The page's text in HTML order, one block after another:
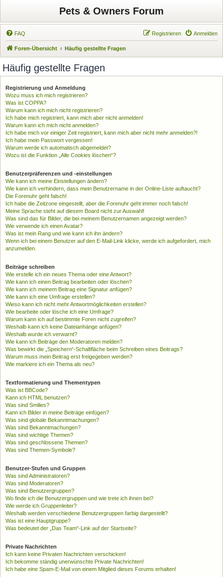
Pets & Owners Forum
FAQ Anmelden
Registrieren
Foren-Übersicht Häufig gestellte Fragen
Häufig gestellte Fragen
Registrierung und Anmeldung
Wozu muss ich mich registrieren?
Was ist COPPA?
Warum kann ich mich nicht registrieren?
Ich habe mich registriert, kann mich aber nicht anmelden!
Warum kann ich mich nicht anmelden?
Ich habe mich vor einiger Zeit registriert, kann mich aber nicht mehr anmelden?!
Ich habe mein Passwort vergessen!
Warum werde ich automatisch abgemeldet?
Wozu ist die Funktion „Alle Cookies löschen“?
Benutzerpräferenzen und -einstellungen
Wie kann ich meine Einstellungen ändern?
Wie kann ich verhindern, dass mein Benutzername in der Online-Liste auftaucht?
Die Forenuhr geht falsch!
Ich habe die Zeitzone eingestellt, aber die Forenuhr geht immer noch falsch!
Meine Sprache steht auf diesem Board nicht zur Auswahl!
Was sind das für Bilder, die bei meinem Benutzernamen angezeigt werden?
Wie verwende ich einen Avatar?
Was ist mein Rang und wie kann ich ihn ändern?
Wenn ich bei einem Benutzer auf den E-Mail-Link klicke, werde ich aufgefordert, mich
anzumelden.
Beiträge schreiben
Wie erstelle ich ein neues Thema oder eine Antwort?
Wie kann ich einen Beitrag bearbeiten oder löschen?
Wie kann ich meinem Beitrag eine Signatur anfügen?
Wie kann ich eine Umfrage erstellen?
Wieso kann ich nicht mehr Antwortmöglichkeiten erstellen?
Wie bearbeite oder lösche ich eine Umfrage?
Warum kann ich auf bestimmte Foren nicht zugreifen?
Weshalb kann ich keine Dateianhänge anfügen?
Weshalb wurde ich verwarnt?
Wie kann ich Beiträge den Moderatoren melden?
Was bewirkt die „Speichern“-Schaltfläche beim Schreiben eines Beitrags?
Warum muss mein Beitrag erst freigegeben werden?
Wie markiere ich ein Thema als neu?
Textformatierung und Thementypen
Was ist BBCode?
Kann ich HTML benutzen?
Was sind Smilies?
Kann ich Bilder in meine Beiträge einfügen?
Was sind globale Bekanntmachungen?
Was sind Bekanntmachungen?
Was sind wichtige Themen?
Was sind geschlossene Themen?
Was sind Themen-Symbole?
Benutzer-Stufen und Gruppen
Was sind Administratoren?
Was sind Moderatoren?
Was sind Benutzergruppen?
Wo finde ich die Benutzergruppen und wie trete ich ihnen bei?
Wie werde ich Gruppenleiter?
Weshalb werden verschiedene Benutzergruppen farbig dargestellt?
Was ist eine Hauptgruppe?
Was bedeutet der „Das Team“-Link auf der Startseite?
Private Nachrichten
Ich kann keine Privaten Nachrichten verschicken!
Ich bekomme ständig unerwünschte Private Nachrichten!
Ich habe eine Spam-E-Mail von einem Mitglied dieses Forums erhalten!